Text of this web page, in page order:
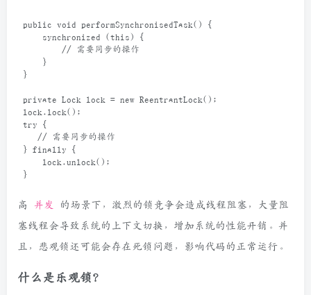
public void performSynchronisedTask() {
synchronized (this ) {
// 需要同步的操作
}
}
private Lock lock = new ReentrantLock();
lock . lock();
try {
// 需要同步的操作
} finally {
lock .unlock();
}
高 并发
的场景下，激烈的锁竞争会造成线程阻塞，大量阻
塞线程会导致系统的上下文切换，增加系统的性能开销。并
且，悲观锁还可能会存在死锁问题，影响代码的正常运行。
什么是乐观锁？